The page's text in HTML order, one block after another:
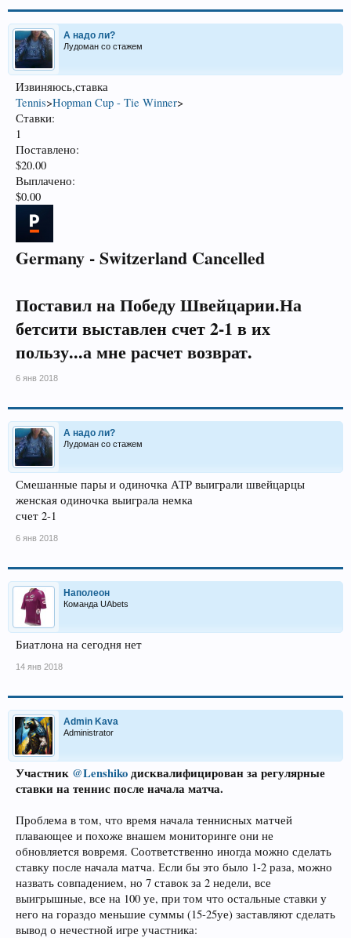
А надо ли?
Лудоман со стажем
Извиняюсь,ставка
Tennis>Hopman Cup - Tie Winner>
Ставки:
1
Поставлено:
$20.00
Выплачено:
$0.00
Germany - Switzerland Cancelled
Поставил на Победу Швейцарии.На
бетсити выставлен счет 2-1 в их
пользу...а мне расчет возврат.
6 янв 2018
А надо ли?
Лудоман со стажем
Смешанные пары и одиночка АТР выиграли швейцарцы
женская одиночка выиграла немка
счет 2-1
6 янв 2018
Наполеон
Команда UAbets
Биатлона на сегодня нет
14 янв 2018
Admin Kava
Administrator
Участник @Lenshikoдисквалифицирован за регулярные
ставки на теннис после начала матча.
Проблема в том, что время начала теннисных матчей
плавающее и похоже внашем мониторинге они не
обновляется вовремя. Соответственно иногда можно сделать
ставку после начала матча. Если бы это было 1-2 раза, можно
назвать совпадением, но 7 ставок за 2 недели, все
выигрышные, все на 100 уе, при том что остальные ставки у
него на гораздо меньшие суммы (15-25уе) заставляют сделать
вывод о нечестной игре участника: